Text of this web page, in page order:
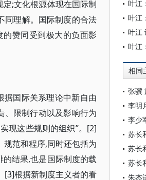
;文化根源体现在国际制
同理解。国际制度的合法
赞同受到极大的负面影
国际关系理论中新自由
、限制行动以及影响行为
现这些规则的组织”。[2]
范和程序,同时还包括为
结果,也是国际制度的载
[3]根据新制度主义者的看
相同
张骥